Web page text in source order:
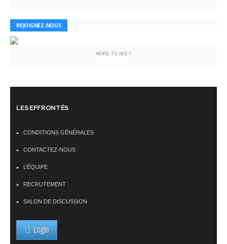
REJOIGNEZ-NOUS
MORE TO SEE ?
LES EFFRONTÉS
CONDITIONS GÉNÉRALES
CONTACTEZ-NOUS
L’ÉQUIPE
RECRUTEMENT
SALON DE DISCUSSION
Login